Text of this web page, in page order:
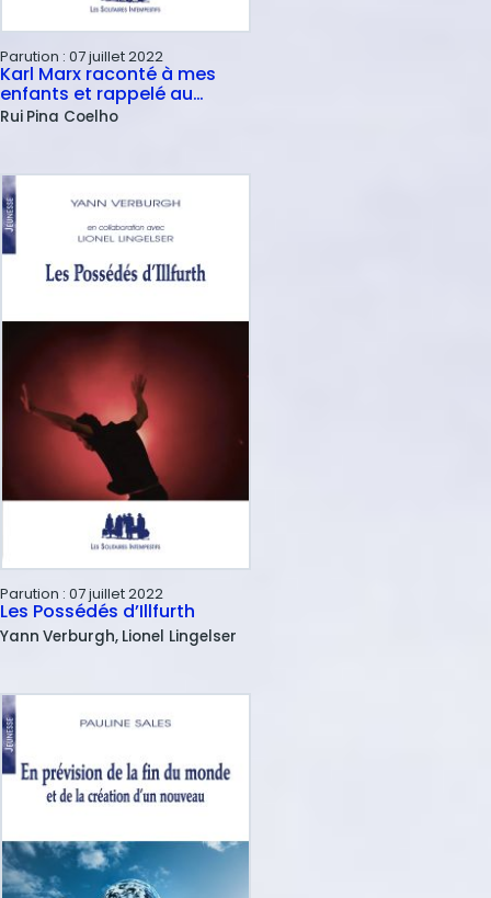
Parution : 07 juillet 2022
Karl Marx raconté à mes
enfants et rappelé au
peuple
Rui Pina Coelho
Parution : 07 juillet 2022
Les Possédés d’Illfurth
Yann Verburgh Lionel Lingelser